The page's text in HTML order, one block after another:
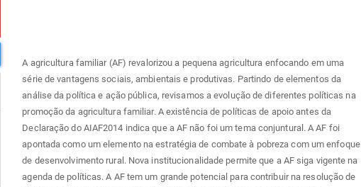
A agricultura familiar (AF) revalorizou a pequena agricultura enfocando em uma
série de vantagens sociais, ambientais e produtivas. Partindo de elementos da
análise da política e ação pública, revisamos a evolução de diferentes políticas na
promoção da agricultura familiar. A existência de políticas de apoio antes da
Declaração do AIAF2014 indica que a AF não foi um tema conjuntural. A AF foi
apontada como um elemento na estratégia de combate à pobreza com um enfoque
de desenvolvimento rural. Nova institucionalidade permite que a AF siga vigente na
agenda de políticas. A AF tem um grande potencial para contribuir na resolução de